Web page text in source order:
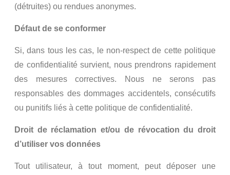
(détruites) ou rendues anonymes.
Défaut de se conformer
Si, dans tous les cas, le non-respect de cette politique
de confidentialité survient, nous prendrons rapidement
des mesures correctives. Nous ne serons pas
responsables des dommages accidentels, consécutifs
ou punitifs liés à cette politique de confidentialité.
Droit de réclamation et/ou de révocation du droit
d’utiliser vos données
Tout utilisateur, à tout moment, peut déposer une